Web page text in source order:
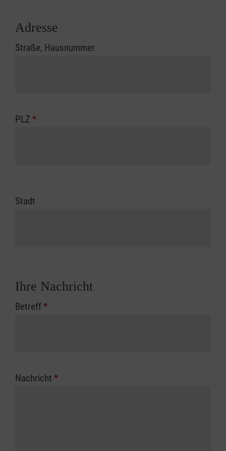
Adresse
Straße, Hausnummer
PLZ *
Stadt
Ihre Nachricht
Betreff*
Nachricht *